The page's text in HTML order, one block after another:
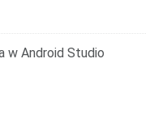
w Android Studio